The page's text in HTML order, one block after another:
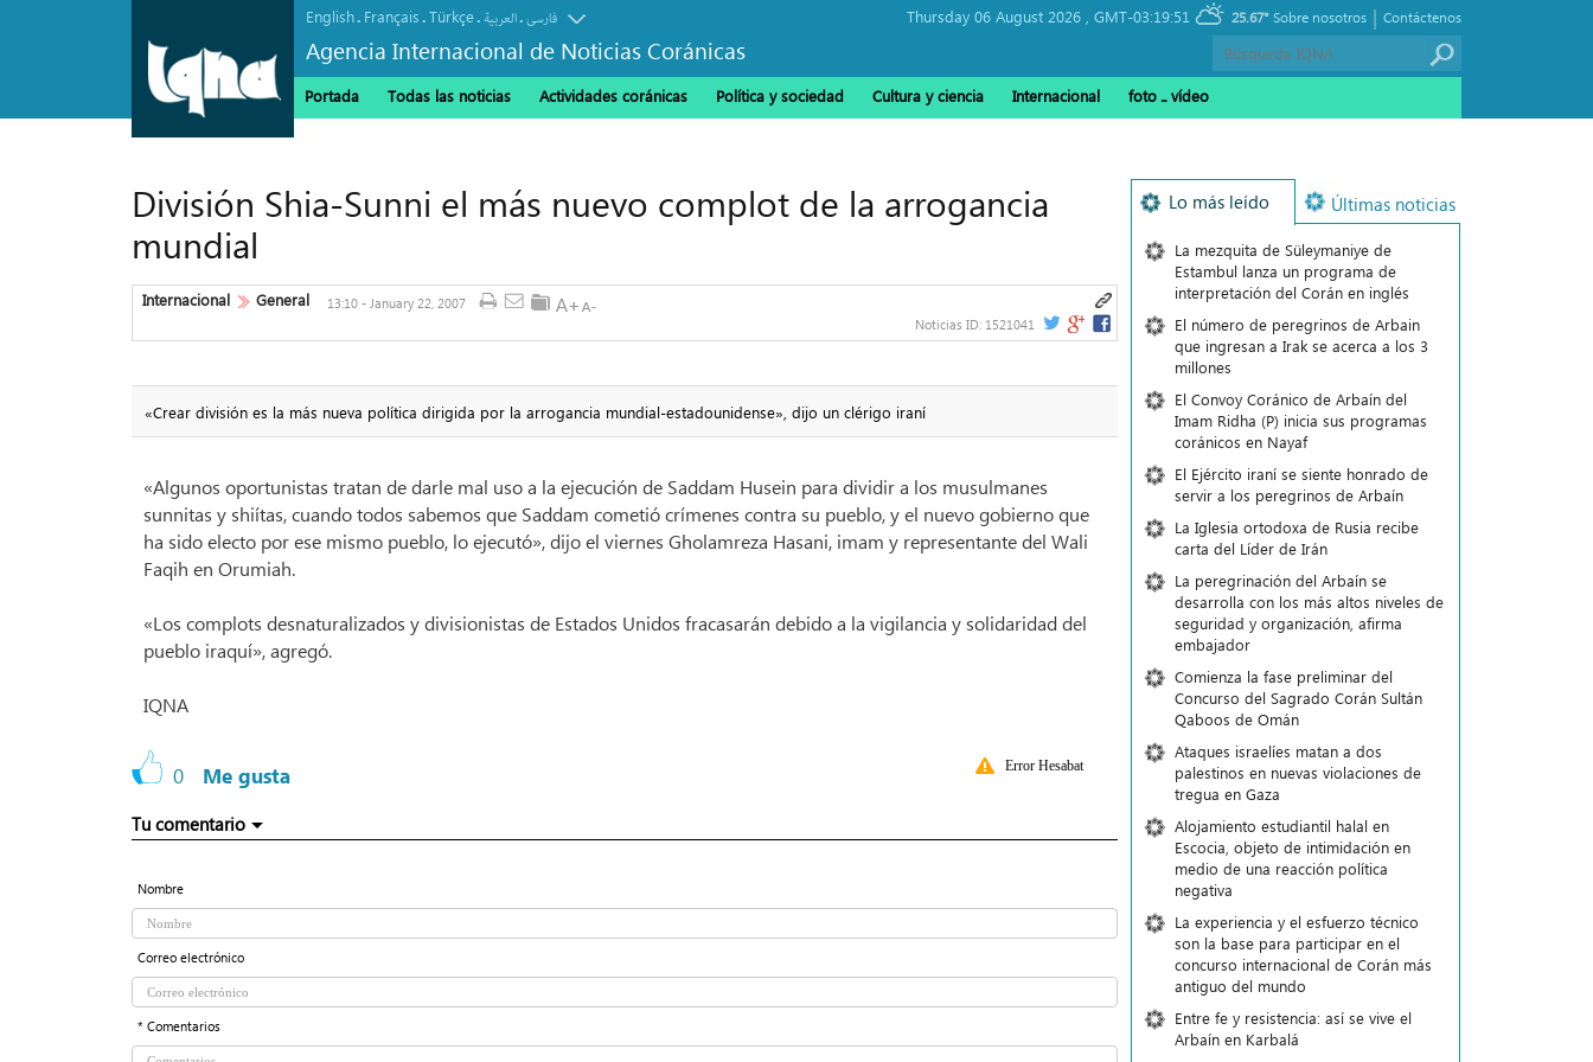
English. Français.Türkçe. العربیة.فارسی
Agencia Internacional de Noticias Coránicas
Thursday 06 August 2026 , GMT-03:19:51 25.67° Contáctenos
|
Sobre nosotros
Portada Todas las noticias Actividades coránicas Política y sociedad Cultura y ciencia Internacional foto ـ vídeo
División Shia-Sunni el más nuevo complot de la arrogancia
mundial
Internacional General
13:10 - January 22, 2007
Noticias ID: 1521041
«Crear división es la más nueva política dirigida por la arrogancia mundial-estadounidense», dijo un clérigo iraní
«Algunos oportunistas tratan de darle mal uso a la ejecución de Saddam Husein para dividir a los musulmanes
sunnitas y shiítas, cuando todos sabemos que Saddam cometió crímenes contra su pueblo, y el nuevo gobierno que
ha sido electo por ese mismo pueblo, lo ejecutó», dijo el viernes Gholamreza Hasani, imam y representante del Wali
Faqih en Orumiah.
«Los complots desnaturalizados y divisionistas de Estados Unidos fracasarán debido a la vigilancia y solidaridad del
pueblo iraquí», agregó.
IQNA
0 Me gusta Error Hesabat
Tu comentario
Nombre
Correo electrónico
* Comentarios
Lo más leído Últimas noticias
La mezquita de Süleymaniye de
Estambul lanza un programa de
interpretación del Corán en inglés
El número de peregrinos de Arbain
que ingresan a Irak se acerca a los 3
millones
El Convoy Coránico de Arbaín del
Imam Ridha (P) inicia sus programas
coránicos en Nayaf
El Ejército iraní se siente honrado de
servir a los peregrinos de Arbaín
La Iglesia ortodoxa de Rusia recibe
carta del Líder de Irán
La peregrinación del Arbaín se
desarrolla con los más altos niveles de
seguridad y organización, afirma
embajador
Comienza la fase preliminar del
Concurso del Sagrado Corán Sultán
Qaboos de Omán
Ataques israelíes matan a dos
palestinos en nuevas violaciones de
tregua en Gaza
Alojamiento estudiantil halal en
Escocia, objeto de intimidación en
medio de una reacción política
negativa
La experiencia y el esfuerzo técnico
son la base para participar en el
concurso internacional de Corán más
antiguo del mundo
Entre fe y resistencia: así se vive el
Arbaín en Karbalá